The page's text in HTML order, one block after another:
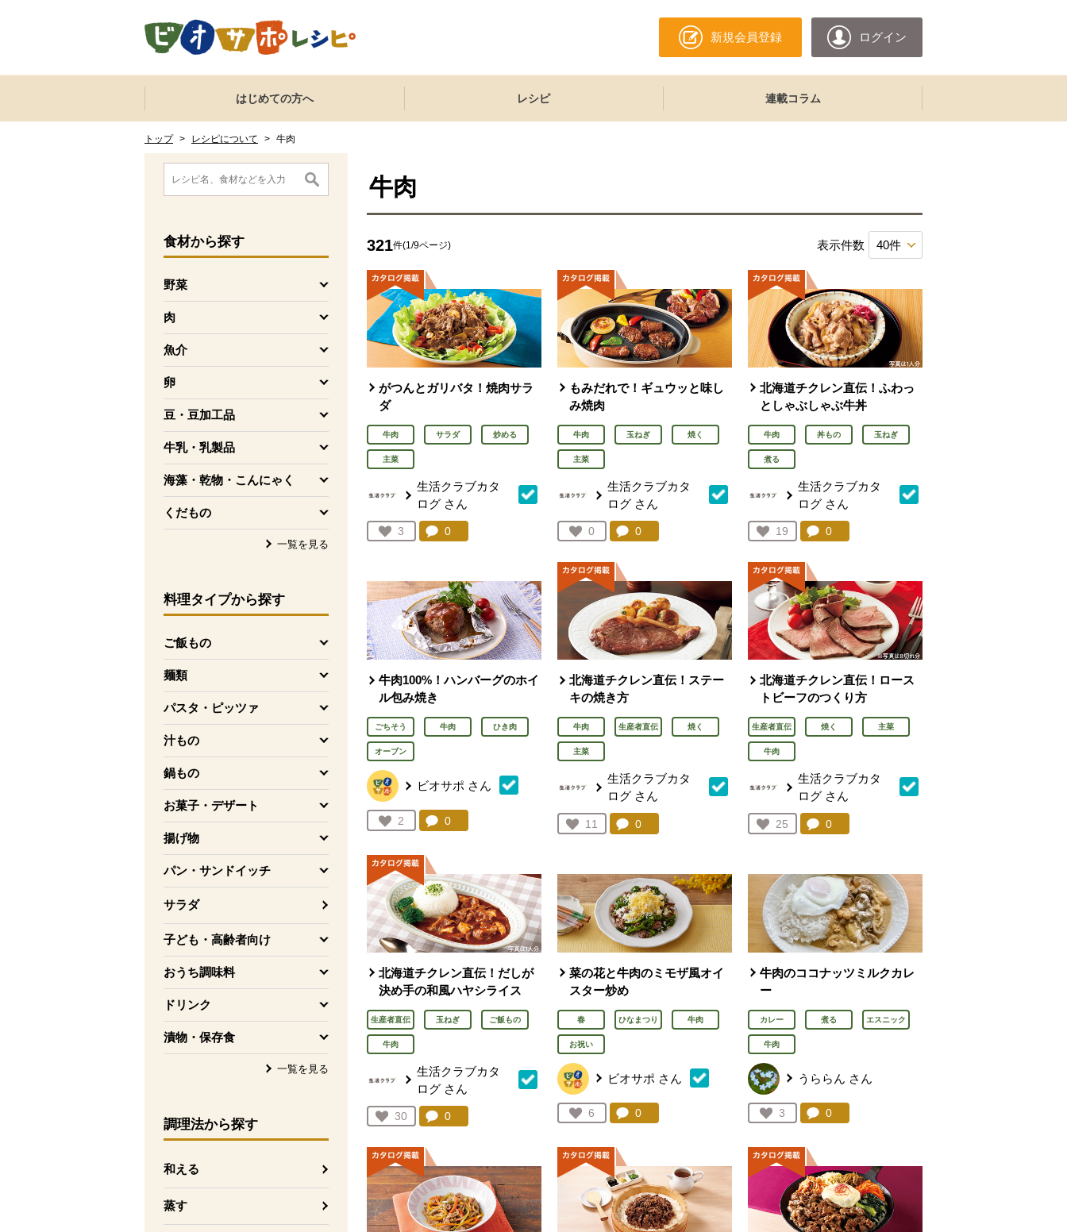
新規会員登録 ログイン
ここからサイト内共通メニューです。
サイト内共通メニューをスキップする
はじめての方へ レシピ 連載コラム
トップ > レシピについて > 牛肉
ここから消費材検索メニューです。
食材から探す
野菜
を開く
肉
を開く
魚介
を開く
卵
を開く
豆・豆加工品
を開く
牛乳・乳製品
を開く
海藻・乾物・こんにゃく
を開く
くだもの
を開く
一覧を見る
料理タイプから探す
ご飯もの
を開く
麺類
を開く
パスタ・ピッツァ
を開く
汁もの
を開く
鍋もの
を開く
お菓子・デザート
を開く
揚げ物
を開く
パン・サンドイッチ
を開く
サラダ
子ども・高齢者向け
を開く
おうち調味料
を開く
ドリンク
を開く
漬物・保存食
を開く
一覧を見る
調理法から探す
和える
蒸す
消費材検索メニューここまで。
ここから本文です。
牛肉
321件(1/9ページ) 表示件数
がつんとガリバタ！焼肉サラ
ダ
牛肉 サラダ 炒める
主菜
生活クラブカタ
ログ さん
お気に入り登録：
3
人が登録
コメント：
0
もみだれで！ギュウッと味し
み焼肉
牛肉 玉ねぎ 焼く
主菜
生活クラブカタ
ログ さん
お気に入り登録：
0
人が登録
コメント：
0件。コメントを見る。
北海道チクレン直伝！ふわっ
としゃぶしゃぶ牛丼
牛肉 丼もの 玉ねぎ
煮る
生活クラブカタ
ログ さん
お気に入り登録：
19
人が登録
コメント：
0件。コメントを見る。
牛肉100%！ハンバーグのホイ
ル包み焼き
ごちそう 牛肉 ひき肉
オーブン
ビオサポ さん
お気に入り登録：
2
人が登録
コメント：
0
北海道チクレン直伝！ステー
キの焼き方
牛肉 生産者直伝 焼く
主菜
生活クラブカタ
ログ さん
お気に入り登録：
11
人が登録
コメント：
0件。コメントを見る。
北海道チクレン直伝！ロース
トビーフのつくり方
生産者直伝 焼く 主菜
牛肉
生活クラブカタ
ログ さん
お気に入り登録：
25
人が登録
コメント：
0件。コメントを見る。
北海道チクレン直伝！だしが
決め手の和風ハヤシライス
生産者直伝 玉ねぎ ご飯もの
牛肉
生活クラブカタ
ログ さん
お気に入り登録：
30
人が登録
コメント：
0
菜の花と牛肉のミモザ風オイ
スター炒め
春 ひなまつり 牛肉
お祝い
ビオサポ さん
お気に入り登録：
6
人が登録
コメント：
0件。コメントを見る。
牛肉のココナッツミルクカレ
ー
カレー 煮る エスニック
牛肉
うららん さん
お気に入り登録：
3
人が登録
コメント：
0件。コメントを見る。